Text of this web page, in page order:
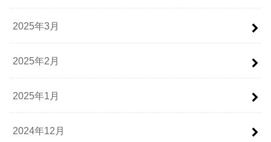
2025年3月
2025年2月
2025年1月
2024年12月